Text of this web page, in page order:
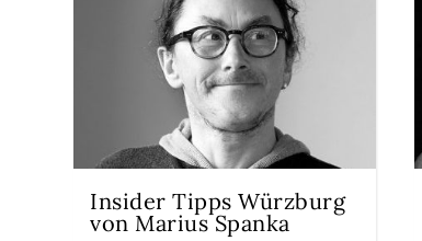
Insider Tipps Würzburg
von Marius Spanka